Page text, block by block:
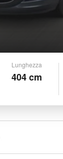
Lunghezza
404 cm